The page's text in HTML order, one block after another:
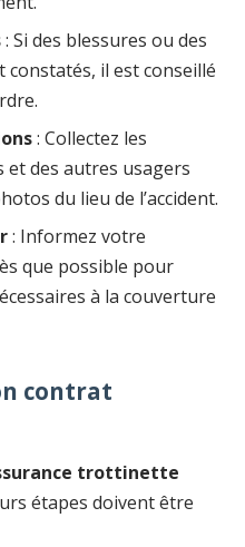
: Si des blessures ou des
il est conseillé
: Collectez les
et des autres usagers
du lieu de l’accident.
: Informez votre
que possible pour
à la couverture
contrat
trottinette
étapes doivent être